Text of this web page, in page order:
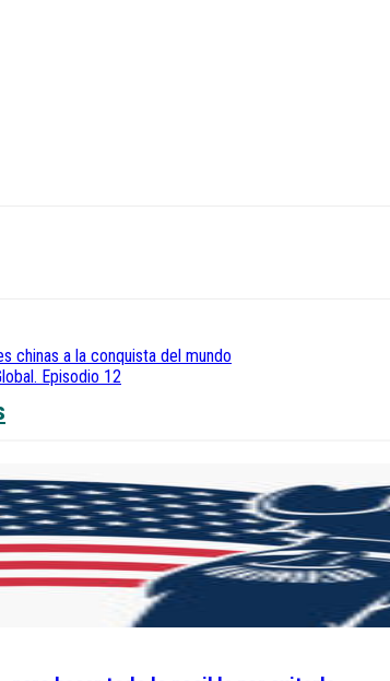
chinas a la conquista del mundo
Episodio 12